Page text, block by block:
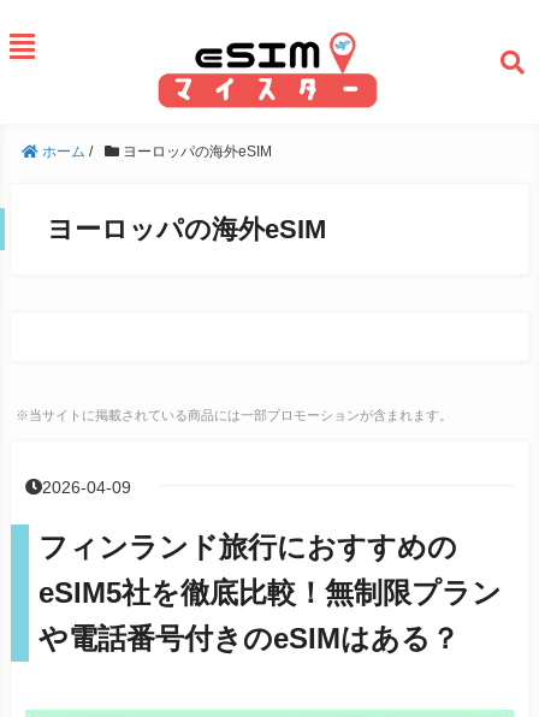
ホーム / ヨーロッパの海外eSIM
ヨーロッパの海外eSIM
※当サイトに掲載されている商品には一部プロモーションが含まれます。
2026-04-09
フィンランド旅行におすすめの
eSIM5社を徹底比較！無制限プラン
や電話番号付きのeSIMはある？